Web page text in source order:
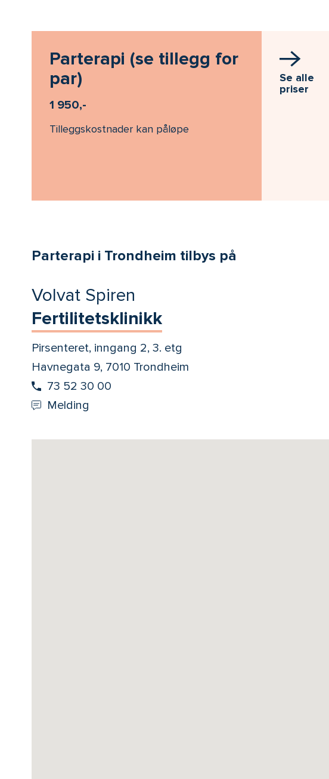
Parterapi (se tillegg for
par)
1 950,-
Tilleggskostnader kan påløpe
Se alle
priser
Parterapi i Trondheim tilbys på
Volvat Spiren
Fertilitetsklinikk
Pirsenteret, inngang 2, 3. etg
Havnegata 9, 7010 Trondheim
73 52 30 00
Melding